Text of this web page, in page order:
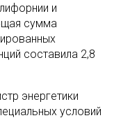
и
сумма
составила 2,8
энергетики
условий